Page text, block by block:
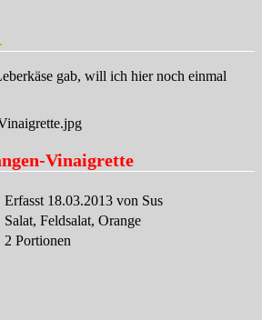
gab, will ich hier noch einmal
Vinaigrette
Erfasst 18.03.2013 von Sus
Salat, Feldsalat, Orange
2 Portionen